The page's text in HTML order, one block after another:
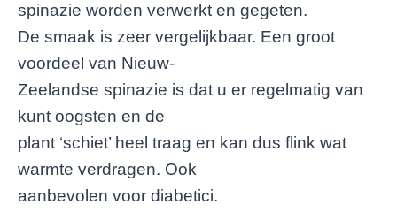
spinazie worden verwerkt en gegeten.
De smaak is zeer vergelijkbaar. Een groot
voordeel van Nieuw-
Zeelandse spinazie is dat u er regelmatig van
kunt oogsten en de
plant ‘schiet’ heel traag en kan dus flink wat
warmte verdragen. Ook
aanbevolen voor diabetici.